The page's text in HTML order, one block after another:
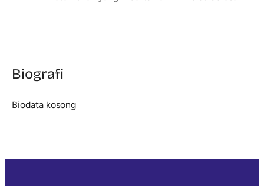
Biografi
Biodata kosong